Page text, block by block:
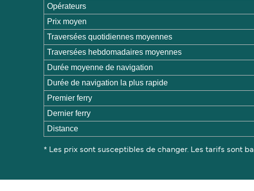
Opérateurs
Prix moyen
Traversées quotidiennes moyennes
Traversées hebdomadaires moyennes
Durée moyenne de navigation
Durée de navigation la plus rapide
Premier ferry
Dernier ferry
Distance
* Les prix sont susceptibles de changer. Les tarifs sont